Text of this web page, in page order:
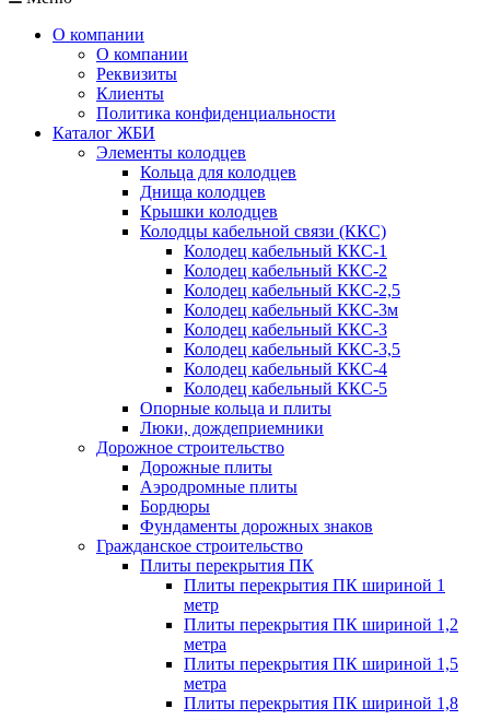
О компании
О компании
Реквизиты
Клиенты
Политика конфиденциальности
Каталог ЖБИ
Элементы колодцев
Кольца для колодцев
Днища колодцев
Крышки колодцев
Колодцы кабельной связи (ККС)
Колодец кабельный ККС-1
Колодец кабельный ККС-2
Колодец кабельный ККС-2,5
Колодец кабельный ККС-3м
Колодец кабельный ККС-3
Колодец кабельный ККС-3,5
Колодец кабельный ККС-4
Колодец кабельный ККС-5
Опорные кольца и плиты
Люки, дождеприемники
Дорожное строительство
Дорожные плиты
Аэродромные плиты
Бордюры
Фундаменты дорожных знаков
Гражданское строительство
Плиты перекрытия ПК
Плиты перекрытия ПК шириной 1
метр
Плиты перекрытия ПК шириной 1,2
метра
Плиты перекрытия ПК шириной 1,5
метра
Плиты перекрытия ПК шириной 1,8